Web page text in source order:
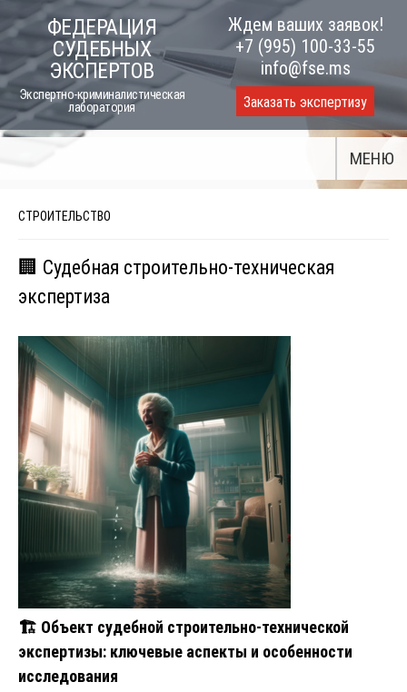
to
content
ФЕДЕРАЦИЯ
СУДЕБНЫХ
ЭКСПЕРТОВ
Экспертно-криминалистическая
лаборатория
Ждем ваших заявок!
+7 (995) 100-33-55
info@fse.ms
Заказать экспертизу
МЕНЮ
СТРОИТЕЛЬСТВО
🏢 Судебная строительно-техническая
экспертиза
🏗 ️ Объект судебной строительно-технической
экспертизы: ключевые аспекты и особенности
исследования